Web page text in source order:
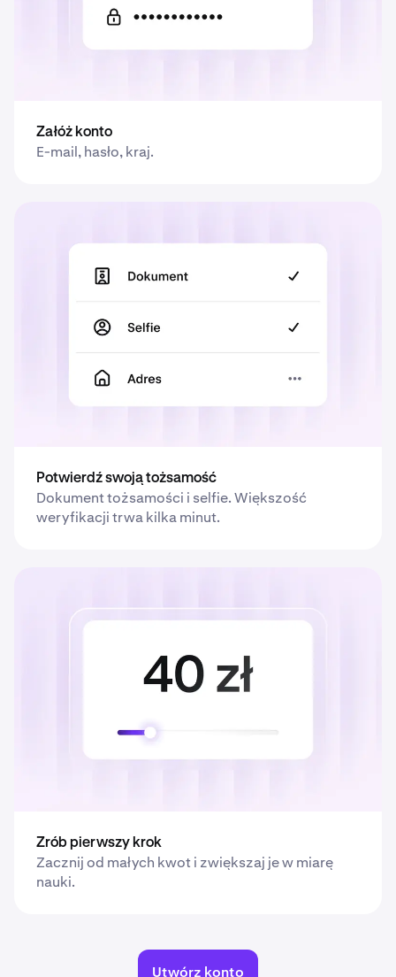
Załóż konto
E-mail, hasło, kraj.
Potwierdź swoją tożsamość
Dokument tożsamości i selfie. Większość
weryfikacji trwa kilka minut.
Zrób pierwszy krok
Zacznij od małych kwot i zwiększaj je w miarę
nauki.
Utwórz konto